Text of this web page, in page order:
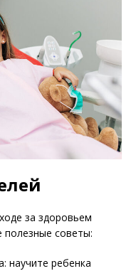
за здоровьем
полезные советы:
научите ребенка